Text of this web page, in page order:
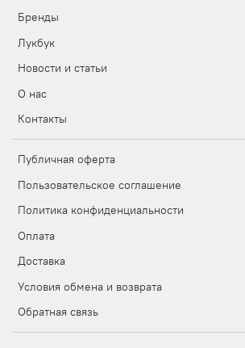
Бренды
Лукбук
Новости и статьи
О нас
Контакты
Публичная оферта
Пользовательское соглашение
Политика конфиденциальности
Оплата
Доставка
Условия обмена и возврата
Обратная связь